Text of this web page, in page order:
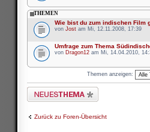
THEMEN
Wie bist du zum indischen Film
von Jost am Mi, 12.11.2008, 17:39
Umfrage zum Thema
von Dragon12 am Mi, 14.04.2010,
Themen anzeigen:
Neues Thema erstellen
Zurück zu Foren-Übersicht